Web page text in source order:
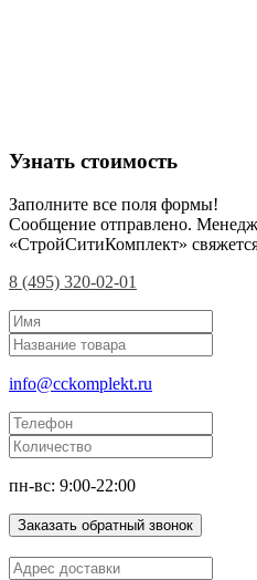
Узнать стоимость
Заполните все поля формы!
Сообщение отправлено.
«СтройСитиКомплект»
8 (495) 320-02-01
info@cckomplekt.ru
пн-вс: 9:00-22:00
Заказать обратный звонок